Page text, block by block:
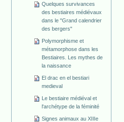
Quelques survivances
des bestiaires médiévaux
dans le "Grand calendrier
des bergers"
Polymorphisme et
métamorphose dans les
Bestiaires. Les mythes de
la naissance
El drac en el bestiari
medieval
Le bestiaire médiéval et
l'archétype de la féminité
Signes animaux au XIIIe